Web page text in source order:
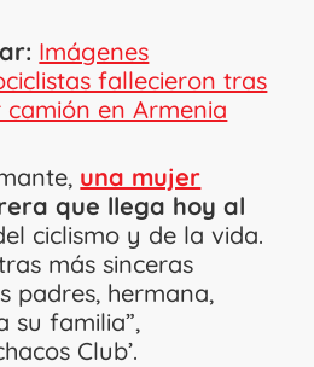
Imágenes
fallecieron tras
en Armenia
una mujer
que llega hoy al
ciclismo y de la vida.
más sinceras
padres, hermana,
su familia”,
Club’.